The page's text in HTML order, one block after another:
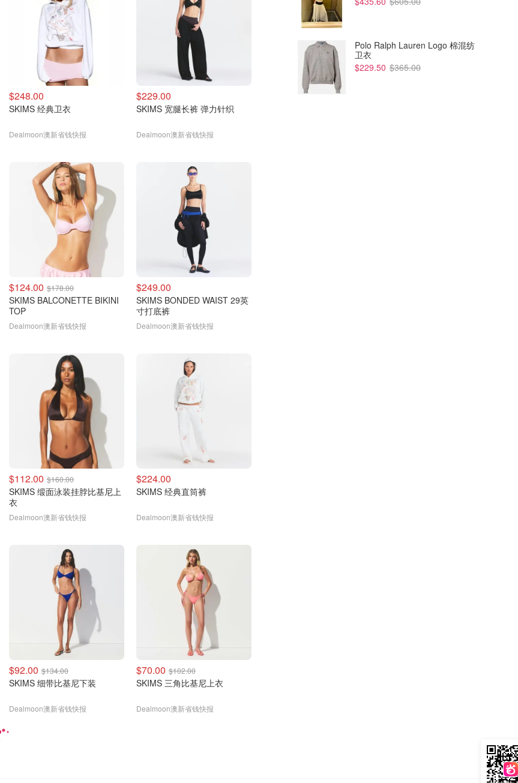
$248.00
SKIMS 经典卫衣
Dealmoon澳新省钱快报
$229.00
SKIMS 宽腿长裤 弹力针织
Dealmoon澳新省钱快报
$124.00 $178.00
SKIMS BALCONETTE BIKINI
TOP
Dealmoon澳新省钱快报
$249.00
SKIMS BONDED WAIST 29英
寸打底裤
Dealmoon澳新省钱快报
$112.00 $160.00
SKIMS 缎面泳装挂脖比基尼上
衣
Dealmoon澳新省钱快报
$224.00
SKIMS 经典直筒裤
Dealmoon澳新省钱快报
$92.00 $134.00
SKIMS 细带比基尼下装
Dealmoon澳新省钱快报
$70.00 $102.00
SKIMS 三角比基尼上衣
Dealmoon澳新省钱快报
Polo Ralph Lauren Logo 棉混纺
卫衣
$229.50 $365.00